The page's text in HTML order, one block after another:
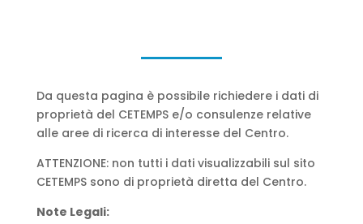
Da questa pagina è possibile richiedere i dati di
proprietà del CETEMPS e/o consulenze relative
alle aree di ricerca di interesse del Centro.
ATTENZIONE: non tutti i dati visualizzabili sul sito
CETEMPS sono di proprietà diretta del Centro.
Note Legali: